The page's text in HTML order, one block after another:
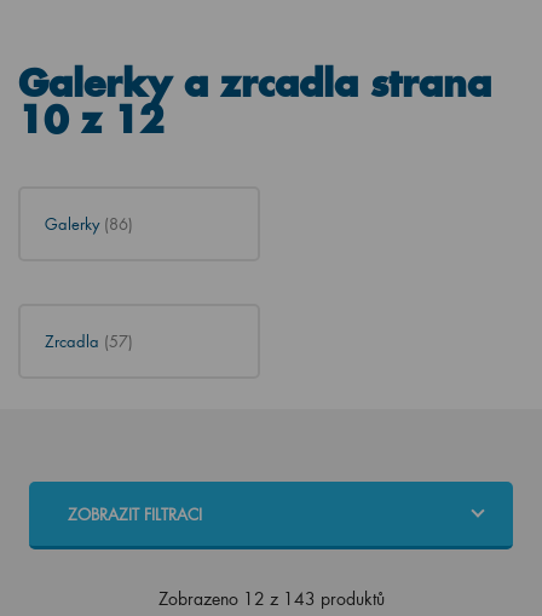
Galerky a zrcadla strana
10 z 12
Galerky (86)
Zrcadla (57)
ZOBRAZIT FILTRACI
Zobrazeno 12 z 143 produktů